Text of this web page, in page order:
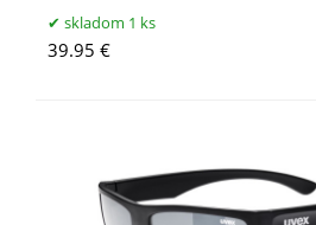
skladom 1 ks
39.95 €